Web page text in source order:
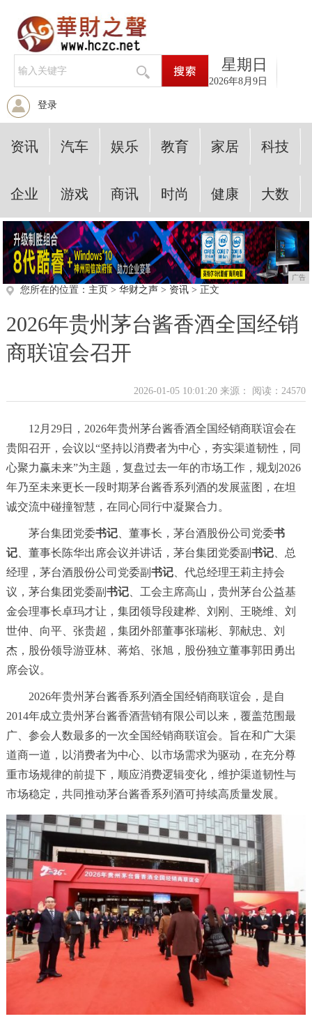
星期日
2026年8月9日
登录
资讯 汽车 娱乐 教育 家居 科技
企业 游戏 商讯 时尚 健康 大数
广告
您所在的位置： 主页 > 华财之声> 资讯> 正文
2026年贵州茅台酱香酒全国经销
商联谊会召开
2026-01-05 10:01:20 来源： 阅读：24570
12月29日，2026年贵州茅台酱香酒全国经销商联谊会在
贵阳召开，会议以“坚持以消费者为中心，夯实渠道韧性，同
心聚力赢未来”为主题，复盘过去一年的市场工作，规划2026
年乃至未来更长一段时期茅台酱香系列酒的发展蓝图，在坦
诚交流中碰撞智慧，在同心同行中凝聚合力。
茅台集团党委书记、董事长，茅台酒股份公司党委书
记、董事长陈华出席会议并讲话，茅台集团党委副 书记、总
经理，茅台酒股份公司党委副 书记、代总经理王莉主持会
议，茅台集团党委副 书记、工会主席高山，贵州茅台公益基
金会理事长卓玛才让，集团领导段建桦、刘刚、王晓维、刘
世仲、向平、张贵超，集团外部董事张瑞彬、郭献忠、刘
杰，股份领导游亚林、蒋焰、张旭，股份独立董事郭田勇出
席会议。
2026年贵州茅台酱香系列酒全国经销商联谊会，是自
2014年成立贵州茅台酱香酒营销有限公司以来，覆盖范围最
广、参会人数最多的一次全国经销商联谊会。旨在和广大渠
道商一道，以消费者为中心、以市场需求为驱动，在充分尊
重市场规律的前提下，顺应消费逻辑变化，维护渠道韧性与
市场稳定，共同推动茅台酱香系列酒可持续高质量发展。